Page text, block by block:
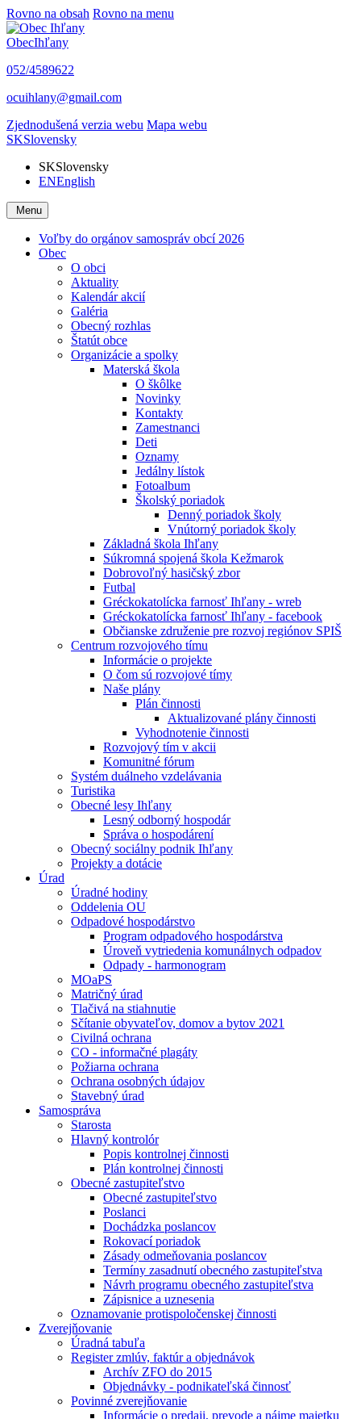
Rovno na obsah Rovno na menu
ObecIhľany
052/4589622
ocuihlany@gmail.com
Zjednodušená verzia webu Mapa webu
SKSlovensky
SKSlovensky
ENEnglish
Menu
Voľby do orgánov samospráv obcí 2026
Obec
O obci
Aktuality
Kalendár akcií
Galéria
Obecný rozhlas
Štatút obce
Organizácie a spolky
Materská škola
O škôlke
Novinky
Kontakty
Zamestnanci
Deti
Oznamy
Jedálny lístok
Fotoalbum
Školský poriadok
Denný poriadok školy
Vnútorný poriadok školy
Základná škola Ihľany
Súkromná spojená škola Kežmarok
Dobrovoľný hasičský zbor
Futbal
Gréckokatolícka farnosť Ihľany - wreb
Gréckokatolícka farnosť Ihľany - facebook
Občianske združenie pre rozvoj regiónov SPIŠ
Centrum rozvojového tímu
Informácie o projekte
O čom sú rozvojové tímy
Naše plány
Plán činnosti
Aktualizované plány činnosti
Vyhodnotenie činnosti
Rozvojový tím v akcii
Komunitné fórum
Systém duálneho vzdelávania
Turistika
Obecné lesy Ihľany
Lesný odborný hospodár
Správa o hospodárení
Obecný sociálny podnik Ihľany
Projekty a dotácie
Úrad
Úradné hodiny
Oddelenia OU
Odpadové hospodárstvo
Program odpadového hospodárstva
Úroveň vytriedenia komunálnych odpadov
Odpady - harmonogram
MOaPS
Matričný úrad
Tlačivá na stiahnutie
Sčítanie obyvateľov, domov a bytov 2021
Civilná ochrana
CO - informačné plagáty
Požiarna ochrana
Ochrana osobných údajov
Stavebný úrad
Samospráva
Starosta
Hlavný kontrolór
Popis kontrolnej činnosti
Plán kontrolnej činnosti
Obecné zastupiteľstvo
Obecné zastupiteľstvo
Poslanci
Dochádzka poslancov
Rokovací poriadok
Zásady odmeňovania poslancov
Termíny zasadnutí obecného zastupiteľstva
Návrh programu obecného zastupiteľstva
Zápisnice a uznesenia
Oznamovanie protispoločenskej činnosti
Zverejňovanie
Úradná tabuľa
Register zmlúv, faktúr a objednávok
Archív ZFO do 2015
Objednávky - podnikateľská činnosť
Povinné zverejňovanie
Informácie o predaji, prevode a nájme majetku